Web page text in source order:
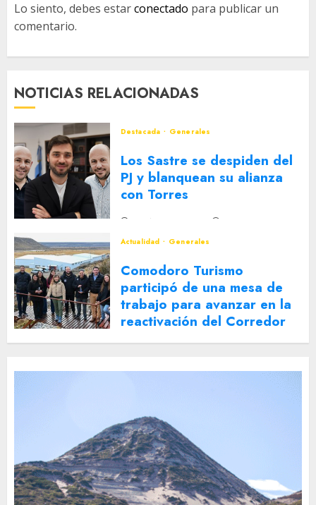
Lo siento, debes estarconectado para publicar un
comentario.
NOTICIAS RELACIONADAS
Destacada Generales
Los Sastre se despiden del
PJ y blanquean su alianza
con Torres
2 DE AGOSTO DE 2026
Actualidad
Generales
Comodoro Turismo
participó de una mesa de
trabajo para avanzar en la
reactivación del Corredor
Turístico Integrado